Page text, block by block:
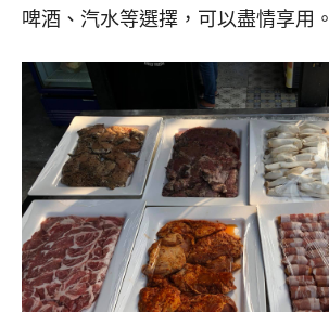
啤酒、汽水等選擇，可以盡情享用。